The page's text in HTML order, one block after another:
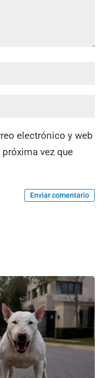
electrónico y web
vez que
Enviar comentario